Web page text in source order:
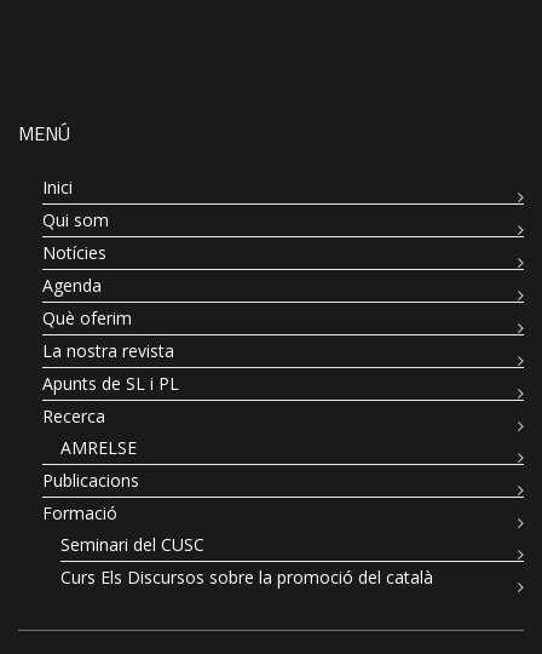
MENÚ
Inici
Qui som
Notícies
Agenda
Què oferim
La nostra revista
Apunts de SL i PL
Recerca
AMRELSE
Publicacions
Formació
Seminari del CUSC
Curs Els Discursos sobre la promoció del català